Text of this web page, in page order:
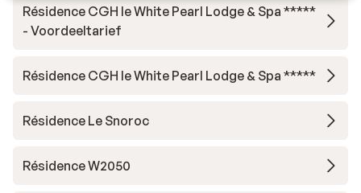
Résidence CGH le White Pearl Lodge & Spa *****
- Voordeeltarief
Résidence CGH le White Pearl Lodge & Spa *****
Résidence Le Snoroc
Résidence W2050